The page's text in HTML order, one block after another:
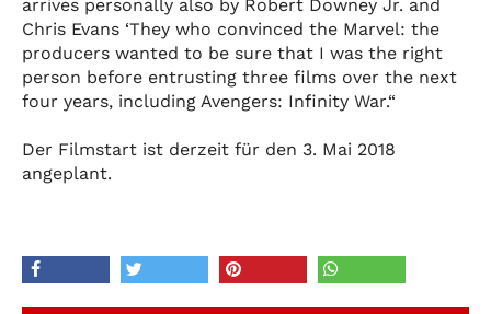
arrives personally also by Robert Downey Jr. and
Chris Evans ‘They who convinced the Marvel: the
producers wanted to be sure that I was the right
person before entrusting three films over the next
four years, including Avengers: Infinity War.“
Der Filmstart ist derzeit für den 3. Mai 2018
angeplant.